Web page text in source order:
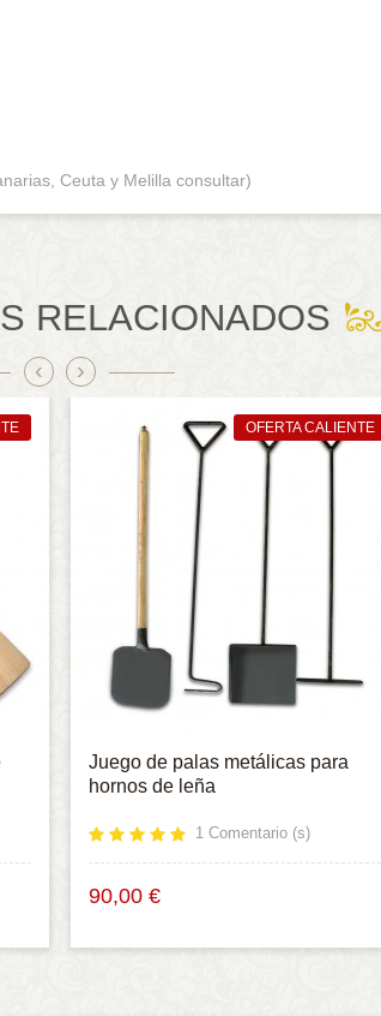
Ceuta y Melilla consultar)
RELACIONADOS
‹ ›
OFERTA CALIENTE
Juego de palas metálicas para
hornos de leña
1 Comentario (s)
90,00 €